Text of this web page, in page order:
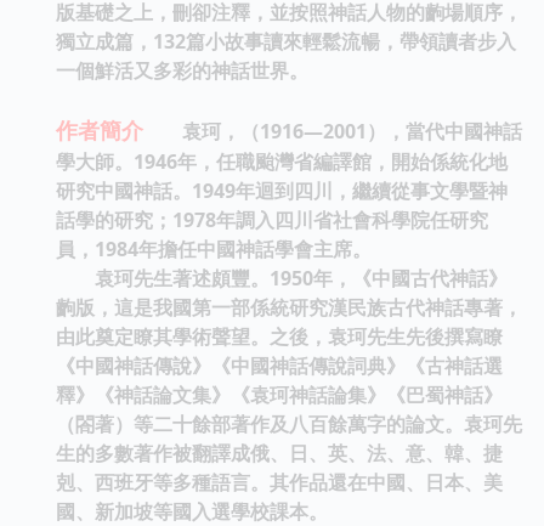
版基礎之上，刪卻注釋，並按照神話人物的齣場順序，
獨立成篇，132篇小故事讀來輕鬆流暢，帶領讀者步入
一個鮮活又多彩的神話世界。
作者簡介 袁珂，
（1916—2001），當代中國神話
學大師。1946年，任職颱灣省編譯館，開始係統化地
研究中國神話。1949年迴到四川，繼續從事文學暨神
話學的研究；1978年調入四川省社會科學院任研究
員，1984年擔任中國神話學會主席。
袁珂先生著述頗豐。1950年，《中國古代神話》
齣版，這是我國第一部係統研究漢民族古代神話專著，
由此奠定瞭其學術聲望。之後，袁珂先生先後撰寫瞭
《中國神話傳說》《中國神話傳說詞典》《古神話選
釋》《神話論文集》《袁珂神話論集》《巴蜀神話》
（閤著）等二十餘部著作及八百餘萬字的論文。袁珂先
生的多數著作被翻譯成俄、日、英、法、意、韓、捷
剋、西班牙等多種語言。其作品還在中國、日本、美
國、新加坡等國入選學校課本。